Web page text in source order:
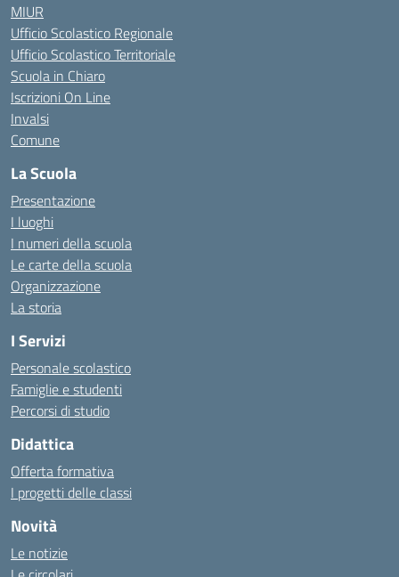
MIUR
Ufficio Scolastico Regionale
Ufficio Scolastico Territoriale
Scuola in Chiaro
Iscrizioni On Line
Invalsi
Comune
La Scuola
Presentazione
I luoghi
I numeri della scuola
Le carte della scuola
Organizzazione
La storia
I Servizi
Personale scolastico
Famiglie e studenti
Percorsi di studio
Didattica
Offerta formativa
I progetti delle classi
Novità
Le notizie